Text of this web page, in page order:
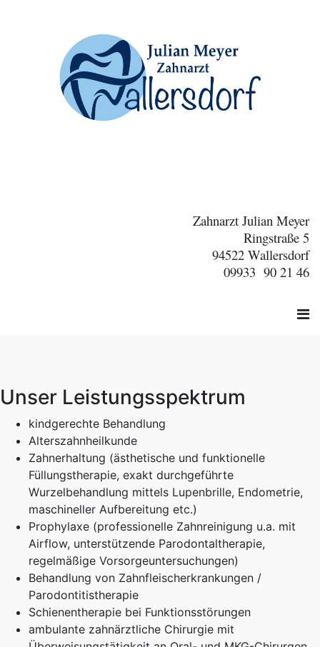
Zahnarzt Julian Meyer
Ringstraße 5
94522 Wallersdorf
09933 90 21 46
Unser Leistungsspektrum
kindgerechte Behandlung
Alterszahnheilkunde
Zahnerhaltung (ästhetische und funktionelle
Füllungstherapie, exakt durchgeführte
Wurzelbehandlung mittels Lupenbrille, Endometrie,
maschineller Aufbereitung etc.)
Prophylaxe (professionelle Zahnreinigung u.a. mit
Airflow, unterstützende Parodontaltherapie,
regelmäßige Vorsorgeuntersuchungen)
Behandlung von Zahnfleischerkrankungen /
Parodontitistherapie
Schienentherapie bei Funktionsstörungen
ambulante zahnärztliche Chirurgie mit